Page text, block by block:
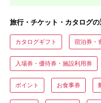
旅行・チケット・カタログ
カタログギフト 宿泊券・
入場券・優待券・施設利用券
ポイント お食事券